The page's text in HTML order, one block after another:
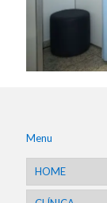
Menu
HOME